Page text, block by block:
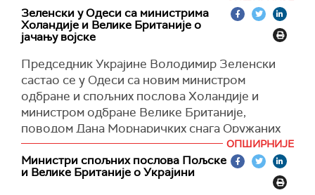
на поновно успостављање правосуђа.
Украјински званичник захвалио је и на
мобилној лабораторији коју је обезбедила
Холандија.
“Ова модерна опрема као и обука експерата
форензике много ће помоћи у нашим
напорима да истражимо руске ратне злочине
почињене на територији Украјине и
приведемо одговорне правди”, навео је
Костин.
Наводи да је међу погинулима и дете.
Породица се возила аутомобилом по
земљаном путу у шуми у округу Харков,
саопштио је Синегубов.
(Украинска правда)
Зеленски у Одеси са министрима
Холандије и Велике Британије о
јачању војске
Председник Украјине Володимир Зеленски
састао се у Одеси са новим министром
одбране и спољних послова Холандије и
министром одбране Велике Британије,
поводом Дана Морнаричких снага Оружаних
снага Украјине,.
"Наставићемо да јачамо
украјинску флоту заједно са Британијом и
ОПШИРНИЈЕ
Министри спољних послова Пољске
и Велике Британије о Украјини